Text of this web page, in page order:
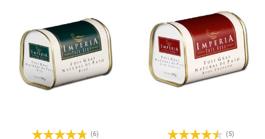
(6) (5)